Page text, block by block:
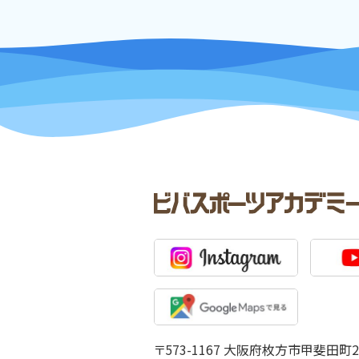
〒573-1167 大阪府枚方市甲斐田町